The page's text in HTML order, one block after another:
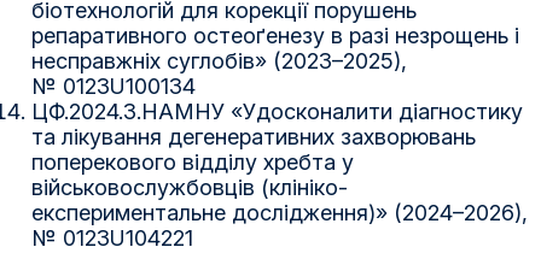
біотехнологій для корекції порушень
репаративного остеоґенезу в разі незрощень і
несправжніх суглобів» (2023–2025),
№ 0123U100134
ЦФ.2024.3.НАМНУ «Удосконалити діагностику
та лікування дегенеративних захворювань
поперекового відділу хребта у
військовослужбовців (клініко-
експериментальне дослідження)» (2024–2026),
№ 0123U104221